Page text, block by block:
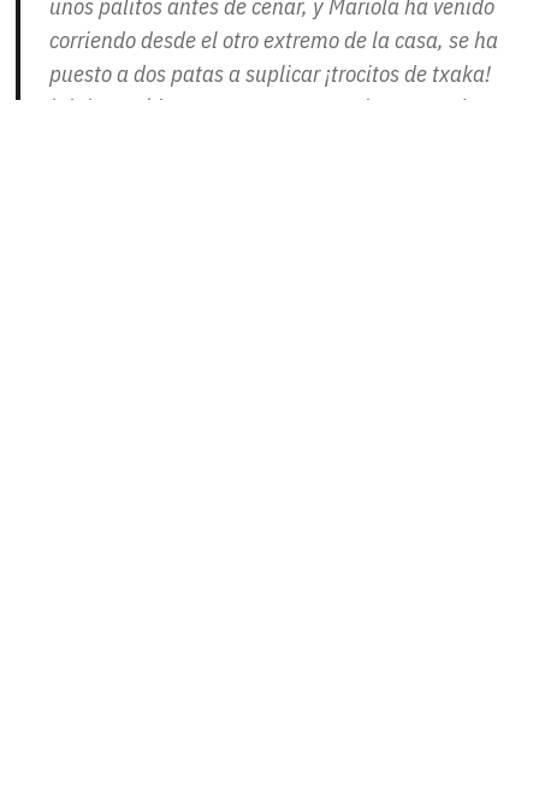
unos palitos antes de cenar, y Mariola ha venido
corriendo desde el otro extremo de la casa, se ha
puesto a dos patas a suplicar ¡trocitos de txaka!
jajaja ¡Qué loca!. Esto parece que lo conoce de su